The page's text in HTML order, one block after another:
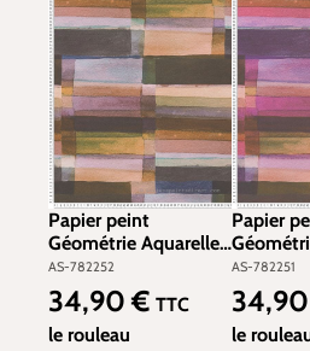
Papier peint
Géométrie Aquarelle
multicolore vert -
Anna D'Andrea d'A.S.
Création | Réf. AS-
782252
AS-782252
Prix régulier :
34,90 € TTC
le rouleau
Papier
violet -
D'Andrea
Création
782251
AS-782251
Prix
le